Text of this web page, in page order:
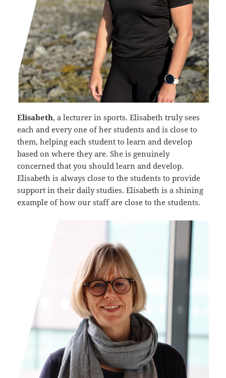
Elisabeth, a lecturer in sports. Elisabeth truly sees
each and every one of her students and is close to
them, helping each student to learn and develop
based on where they are. She is genuinely
concerned that you should learn and develop.
Elisabeth is always close to the students to provide
support in their daily studies. Elisabeth is a shining
example of how our staff are close to the students.